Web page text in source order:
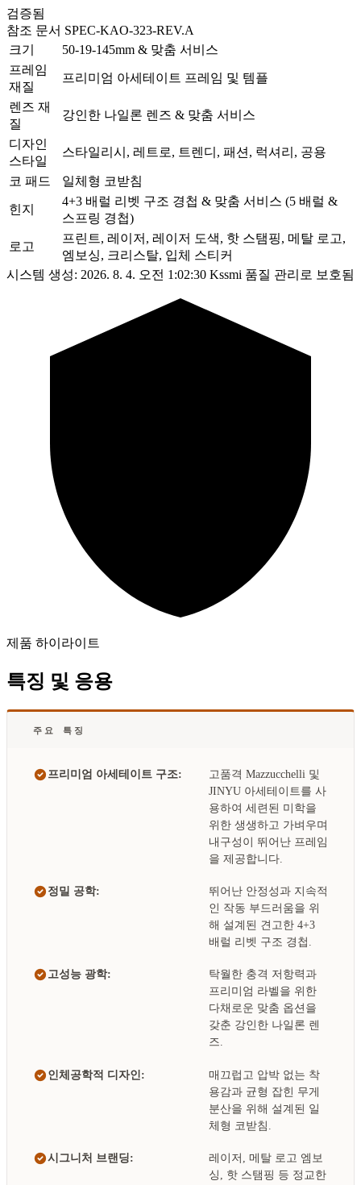
검증됨
참조 문서 SPEC-KAO-323-REV.A
크기
50-19-145mm & 맞춤 서비스
프레임
재질
프리미엄 아세테이트 프레임 및 템플
렌즈 재
질
강인한 나일론 렌즈 & 맞춤 서비스
디자인
스타일
스타일리시, 레트로, 트렌디, 패션, 럭셔리, 공용
코 패드 일체형 코받침
힌지
4+3 배럴 리벳 구조 경첩 & 맞춤 서비스 (5 배럴 &
스프링 경첩)
로고
프린트, 레이저, 레이저 도색, 핫 스탬핑, 메탈 로고,
엠보싱, 크리스탈, 입체 스티커
시스템 생성: 2026. 8. 4. 오전 1:02:30 Kssmi 품질 관리로 보호됨
제품 하이라이트
특징 및 응용
주요 특징
프리미엄 아세테이트 구조:
고품격 Mazzucchelli 및
JINYU 아세테이트를 사
용하여 세련된 미학을
위한 생생하고 가벼우며
내구성이 뛰어난 프레임
을 제공합니다.
정밀 공학:
뛰어난 안정성과 지속적
인 작동 부드러움을 위
해 설계된 견고한 4+3
배럴 리벳 구조 경첩.
고성능 광학:
탁월한 충격 저항력과
프리미엄 라벨을 위한
다채로운 맞춤 옵션을
갖춘 강인한 나일론 렌
즈.
인체공학적 디자인:
매끄럽고 압박 없는 착
용감과 균형 잡힌 무게
분산을 위해 설계된 일
체형 코받침.
시그니처 브랜딩:
레이저, 메탈 로고 엠보
싱, 핫 스탬핑 등 정교한